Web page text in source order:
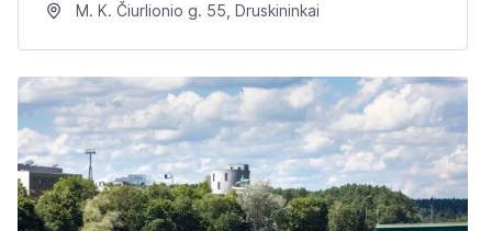
M. K. Čiurlionio g. 55, Druskininkai